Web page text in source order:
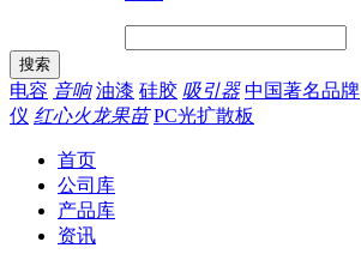
电容 音响 油漆 硅胶 吸引器 中国著名品牌
仪 红心火龙果苗 PC光扩散板
首页
公司库
产品库
资讯